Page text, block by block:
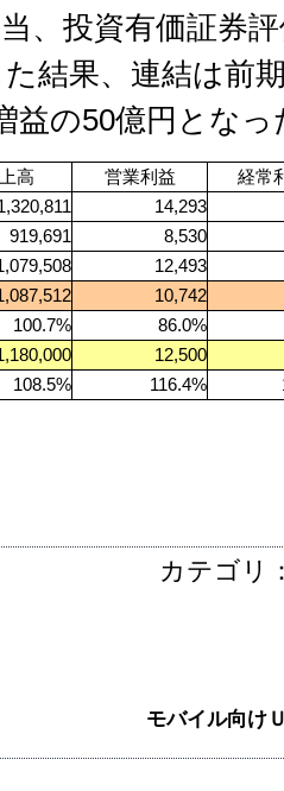
、投資有価証券
結果、連結は前
益の50億円となっ
高 営業利益
経常
14,293
919,691
8,530
12,493
10,742
100.7%
86.0%
12,500
108.5% 116.4%
カテゴリ
モバイル向け